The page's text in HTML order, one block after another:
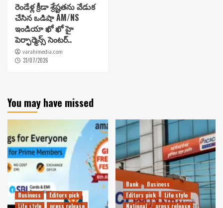
రెండేళ్ల క్రీడా శ్రేష్టతను వేడుక
చేసిన ఒడిషా AM/NS
ఇండియా ఖో ఖో హై
పెర్ఫార్మెన్స్ సెంటర్..
varahimedia.com
31/07/2026
You may have missed
Business
Editors pick
Life style
press release
Bank
Business
Editors pick
Life style
National
press release